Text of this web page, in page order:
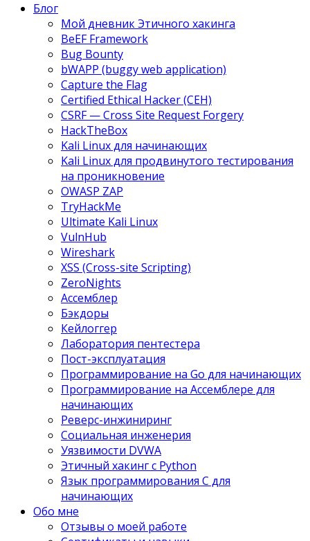
Блог
Мой дневник Этичного хакинга
BeEF Framework
Bug Bounty
bWAPP (buggy web application)
Capture the Flag
Certified Ethical Hacker (CEH)
CSRF — Cross Site Request Forgery
HackTheBox
Kali Linux для начинающих
Kali Linux для продвинутого тестирования
на проникновение
OWASP ZAP
TryHackMe
Ultimate Kali Linux
VulnHub
Wireshark
XSS (Cross-site Scripting)
ZeroNights
Ассемблер
Бэкдоры
Кейлоггер
Лаборатория пентестера
Пост-эксплуатация
Программирование на Go для начинающих
Программирование на Ассемблере для
начинающих
Реверс-инжиниринг
Социальная инженерия
Уязвимости DVWA
Этичный хакинг с Python
Язык программирования С для
начинающих
Обо мне
Отзывы о моей работе